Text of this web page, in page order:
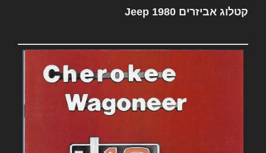
קטלוג אביזרים Jeep 1980